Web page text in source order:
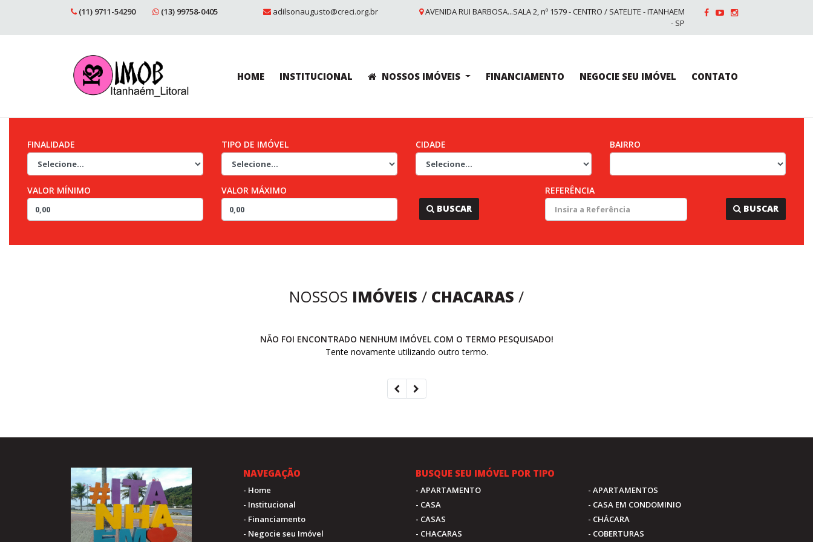
(11) 9711-54290 (13) 99758-0405 adilsonaugusto@creci.org.br
AVENIDA RUI BARBOSA...SALA 2, nº 1579 - CENTRO / SATELITE - ITANHAEM
- SP
HOME INSTITUCIONAL NOSSOS IMÓVEIS FINANCIAMENTO NEGOCIE SEU IMÓVEL CONTATO
FINALIDADE TIPO DE IMÓVEL CIDADE BAIRRO
VALOR MÍNIMO
VALOR MÁXIMO
BUSCAR
REFERÊNCIA
BUSCAR
NOSSOS IMÓVEIS / CHACARAS /
NÃO FOI ENCONTRADO NENHUM IMÓVEL COM O TERMO PESQUISADO!
Tente novamente utilizando outro termo.
NAVEGAÇÃO
- Home
- Institucional
- Financiamento
- Negocie seu Imóvel
BUSQUE SEU IMÓVEL POR TIPO
- APARTAMENTO
- APARTAMENTOS
- CASA
- CASA EM CONDOMINIO
- CASAS
- CHÁCARA
- CHACARAS
- COBERTURAS